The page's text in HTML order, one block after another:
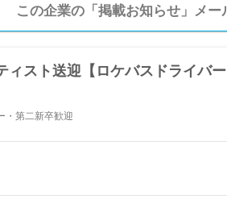
この企業の「掲載お知らせ」メー
スト送迎【ロケバスドライバー
・第二新卒歓迎